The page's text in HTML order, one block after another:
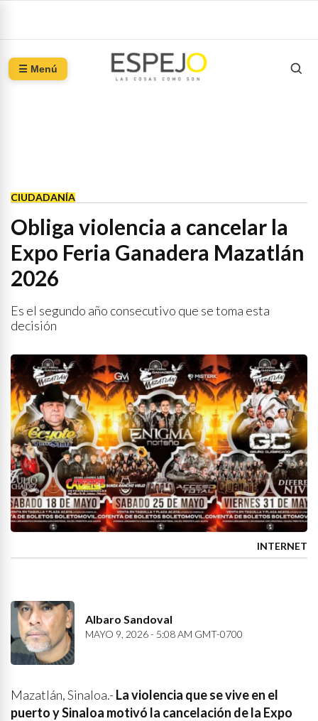
☰ Menú
CIUDADANÍA
Obliga violencia a cancelar la
Expo Feria Ganadera Mazatlán
2026
Es el segundo año consecutivo que se toma esta
decisión
INTERNET
Albaro Sandoval
MAYO 9, 2026 - 5:08 AM GMT-0700
Mazatlán, Sinaloa.- La violencia que se vive en el
puerto y Sinaloa motivó la cancelación de la Expo